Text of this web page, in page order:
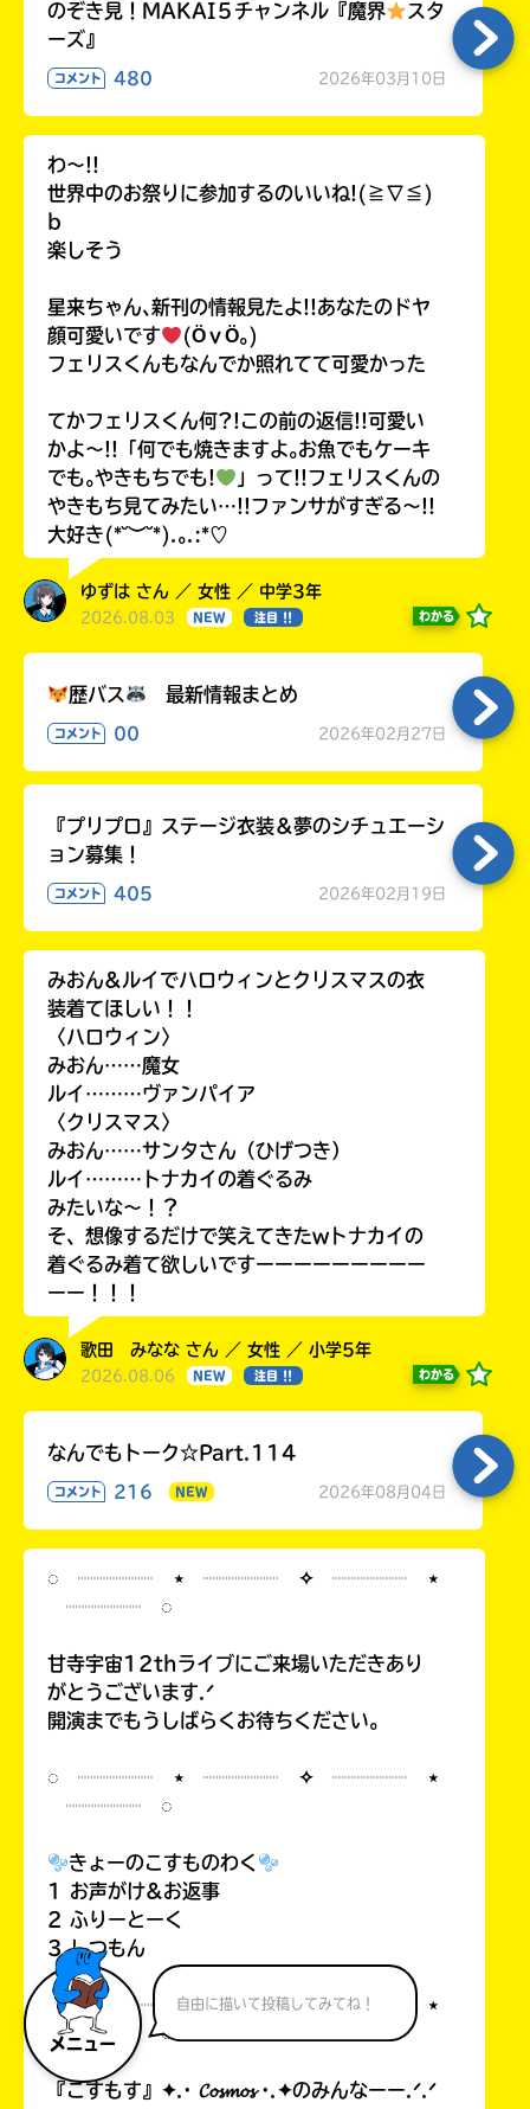
メニュー
自由に描いて投稿してみてね！
のぞき見！MAKAI５チャンネル『魔界
スタ
ーズ』
コメント 480 2026年03月10日
わ〜!!
世界中のお祭りに参加するのいいね!(≧∇≦)
b
楽しそう
星来ちゃん､新刊の情報見たよ!!あなたのドヤ
顔可愛いです
(ӦｖӦ｡)
フェリスくんもなんでか照れてて可愛かった
てかフェリスくん何?!この前の返信!!可愛い
かよ〜!!「何でも焼きますよ｡お魚でもケーキ
でも｡やきもちでも!
」って!!フェリスくんの
やきもち見てみたい…!!ファンサがすぎる〜!!
大好き(*˘︶˘*).｡.:*♡
ゆずは さん ／ 女性 ／ 中学3年
2026.08.03 NEW 注目 !! わかる
歴バス 最新情報まとめ
コメント 00 2026年02月27日
『プリプロ』ステージ衣装＆夢のシチュエーシ
ョン募集！
コメント 405 2026年02月19日
みおん&ルイでハロウィンとクリスマスの衣
装着てほしい！！
〈ハロウィン〉
みおん……魔女
ルイ………ヴァンパイア
〈クリスマス〉
みおん……サンタさん（ひげつき）
ルイ………トナカイの着ぐるみ
みたいな〜！？
そ、想像するだけで笑えてきたwトナカイの
着ぐるみ着て欲しいですーーーーーーーーー
ーー！！！
歌田 みなな さん ／ 女性 ／ 小学5年
2026.08.06 NEW 注目 !! わかる
なんでもトーク☆Part.114
コメント 216 NEW 2026年08月04日
◌ ┈┈┈┈ ⋆ ┈┈┈┈ ✧ ┈┈┈┈ ⋆
┈┈┈┈ ◌
甘寺宇宙12thライブにご来場いただきあり
がとうございます.ᐟ
開演までもうしばらくお待ちください。
◌ ┈┈┈┈ ⋆ ┈┈┈┈ ✧ ┈┈┈┈ ⋆
┈┈┈┈ ◌
きょーのこすものわく
1 お声がけ&お返事
2 ふりーとーく
3 しつもん
◌ ┈┈┈┈ ⋆ ┈┈┈┈ ✧ ┈┈┈┈ ⋆
┈┈┈┈ ◌
『こすもす』✦.· 𝓒𝓸𝓼𝓶𝓸𝓼 ·.✦のみんなーー.ᐟ.ᐟ